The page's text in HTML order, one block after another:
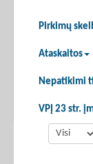
Pirkimų
Ataskaitos
Nepatikimi
VPĮ 23 str.